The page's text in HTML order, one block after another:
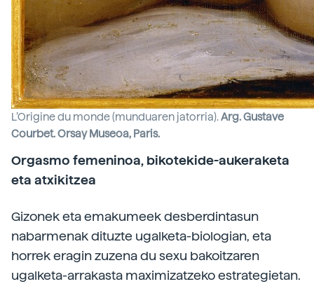
L’Origine du monde (munduaren jatorria).Arg. Gustave
Courbet. Orsay Museoa, Paris.
Orgasmo femeninoa, bikotekide-aukeraketa
eta atxikitzea
Gizonek eta emakumeek desberdintasun
nabarmenak dituzte ugalketa-biologian, eta
horrek eragin zuzena du sexu bakoitzaren
ugalketa-arrakasta maximizatzeko estrategietan.